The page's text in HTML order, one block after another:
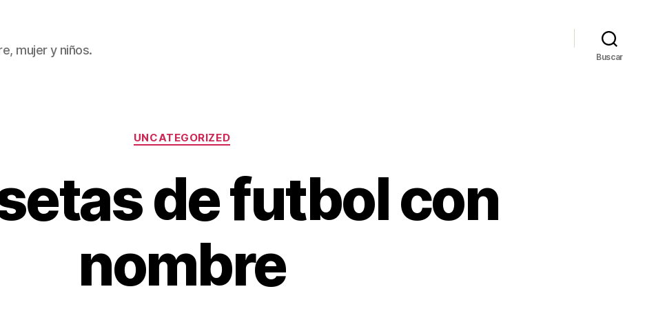
mujer y niños. Buscar
Categorías
UNCATEGORIZED
de futbol con
nombre